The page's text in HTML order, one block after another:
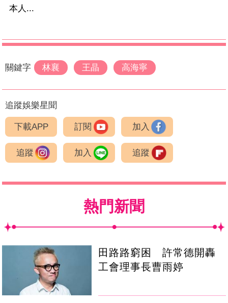
本人...
關鍵字 林襄 王晶 高海寧
追蹤娛樂星聞
下載APP 訂閱 加入
追蹤 加入 追蹤
熱門新聞
田路路窮困 許常德開轟
工會理事長曹雨婷